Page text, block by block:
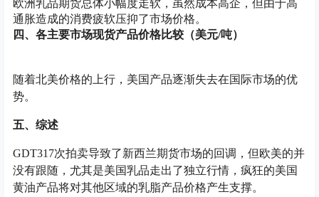
欧洲乳品期货总体小幅度走软，虽然成本高企，但由于高
通胀造成的消费疲软压抑了市场价格。
四、各主要市场现货产品价格比较（美元/吨）
随着北美价格的上行，美国产品逐渐失去在国际市场的优
势。
五、综述
GDT317次拍卖导致了新西兰期货市场的回调，但欧美的并
没有跟随，尤其是美国乳品走出了独立行情，疯狂的美国
黄油产品将对其他区域的乳脂产品价格产生支撑。